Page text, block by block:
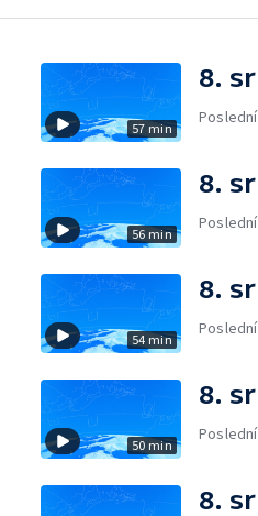
57 min
8.
56 min
8.
54 min
8.
50 min
8.
8.